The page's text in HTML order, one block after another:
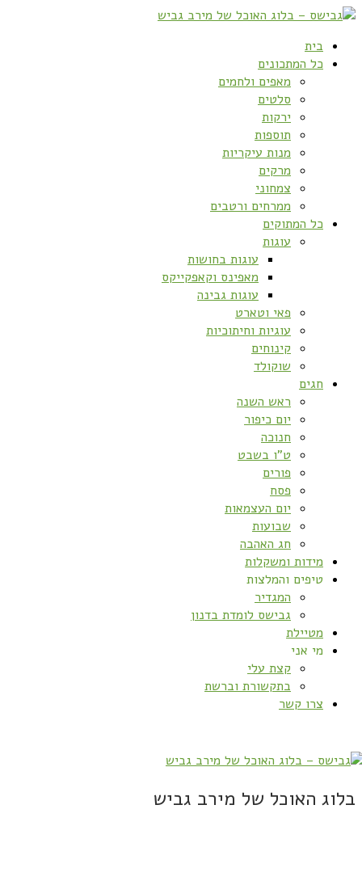
בית
כל המתכונים
מאפים ולחמים
סלטים
ירקות
תוספות
מנות עיקריות
מרקים
צמחוני
ממרחים ורטבים
כל המתוקים
עוגות
עוגות בחושות
מאפינס וקאפקייקס
עוגות גבינה
פאי וטארט
עוגיות וחיתוכיות
קינוחים
שוקולד
חגים
ראש השנה
יום כיפור
חנוכה
ט”ו בשבט
פורים
פסח
יום העצמאות
שבועות
חג האהבה
מידות ומשקלות
טיפים והמלצות
המגדיר
גבישס לומדת בדנון
מטיילת
מי אני
קצת עלי
בתקשורת וברשת
צרו קשר
בלוג האוכל של מירב גביש